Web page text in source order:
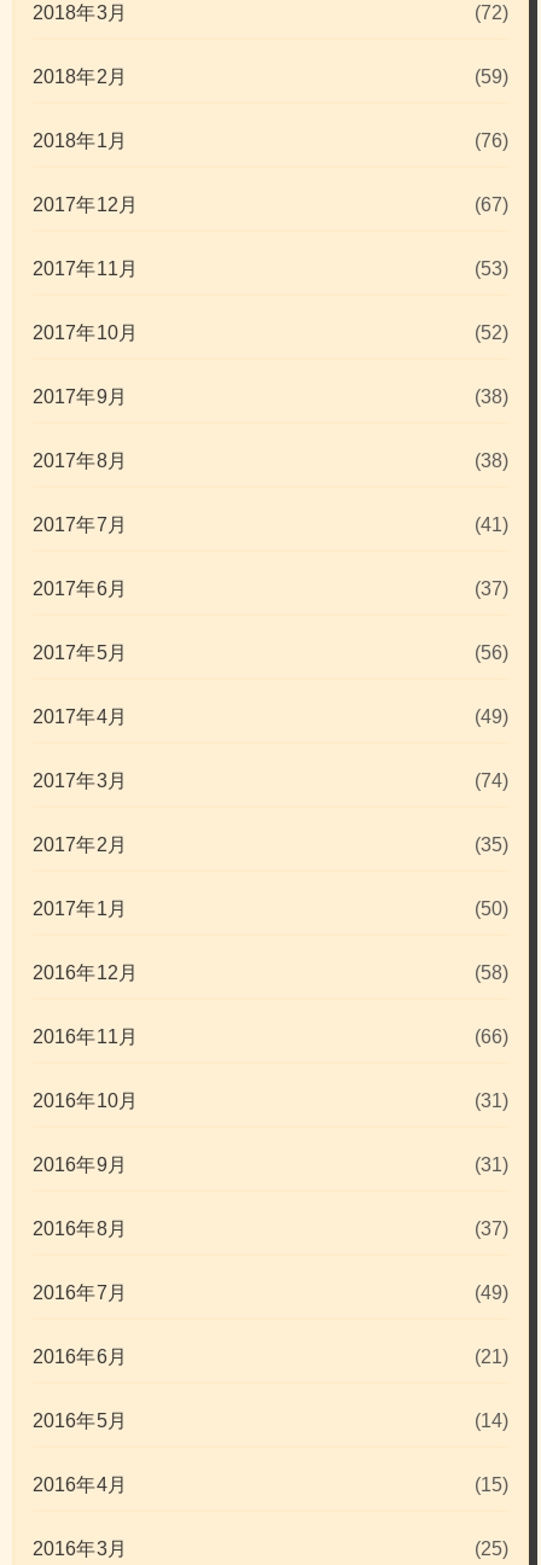
2018年3月 (72)
2018年2月 (59)
2018年1月 (76)
2017年12月 (67)
2017年11月 (53)
2017年10月 (52)
2017年9月 (38)
2017年8月 (38)
2017年7月 (41)
2017年6月 (37)
2017年5月 (56)
2017年4月 (49)
2017年3月 (74)
2017年2月 (35)
2017年1月 (50)
2016年12月 (58)
2016年11月 (66)
2016年10月 (31)
2016年9月 (31)
2016年8月 (37)
2016年7月 (49)
2016年6月 (21)
2016年5月 (14)
2016年4月 (15)
2016年3月 (25)